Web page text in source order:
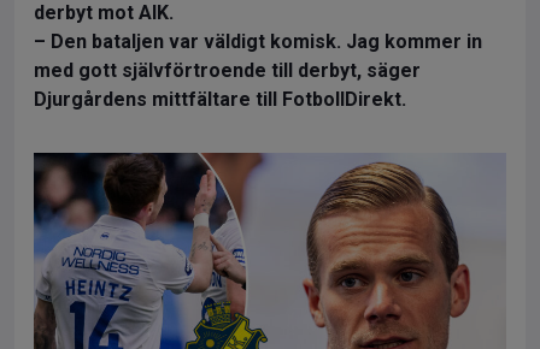
derbyt mot AIK.
– Den bataljen var väldigt komisk. Jag kommer in
med gott självförtroende till derbyt, säger
Djurgårdens mittfältare till FotbollDirekt.